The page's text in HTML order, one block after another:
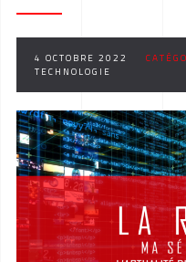
4 OCTOBRE 2022
TECHNOLOGIE